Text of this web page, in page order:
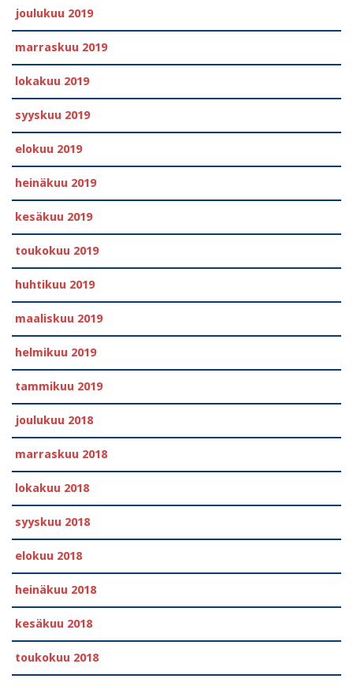
joulukuu 2019
marraskuu 2019
lokakuu 2019
syyskuu 2019
elokuu 2019
heinäkuu 2019
kesäkuu 2019
toukokuu 2019
huhtikuu 2019
maaliskuu 2019
helmikuu 2019
tammikuu 2019
joulukuu 2018
marraskuu 2018
lokakuu 2018
syyskuu 2018
elokuu 2018
heinäkuu 2018
kesäkuu 2018
toukokuu 2018